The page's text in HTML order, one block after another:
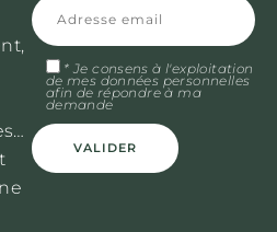
* Je consens à l'exploitation
de mes données personnelles
afin de répondre à ma
demande